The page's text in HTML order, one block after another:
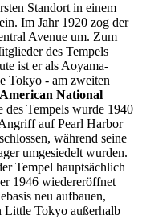
Standort in einem
Im Jahr 1920 zog der
Avenue um. Zum
des Tempels
ist er als Aoyama-
Tokyo - am zweiten
National
des Tempels wurde 1940
auf Pearl Harbor
während seine
umgesiedelt wurden.
Tempel hauptsächlich
1946 wiedereröffnet
neu aufbauen,
Little Tokyo außerhalb